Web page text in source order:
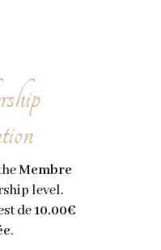
Membre
level.
de10.00€
.